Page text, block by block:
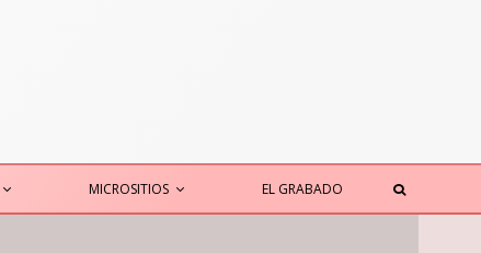
MICROSITIOS EL GRABADO